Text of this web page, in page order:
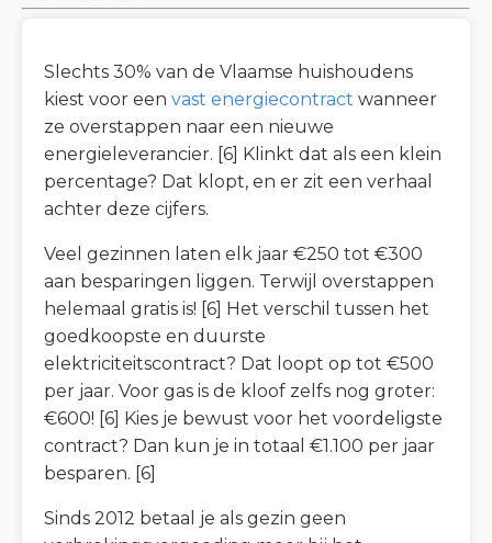
Slechts 30% van de Vlaamse huishoudens
kiest voor een vast energiecontract wanneer
ze overstappen naar een nieuwe
energieleverancier. [6] Klinkt dat als een klein
percentage? Dat klopt, en er zit een verhaal
achter deze cijfers.
Veel gezinnen laten elk jaar €250 tot €300
aan besparingen liggen. Terwijl overstappen
helemaal gratis is! [6] Het verschil tussen het
goedkoopste en duurste
elektriciteitscontract? Dat loopt op tot €500
per jaar. Voor gas is de kloof zelfs nog groter:
€600! [6] Kies je bewust voor het voordeligste
contract? Dan kun je in totaal €1.100 per jaar
besparen. [6]
Sinds 2012 betaal je als gezin geen